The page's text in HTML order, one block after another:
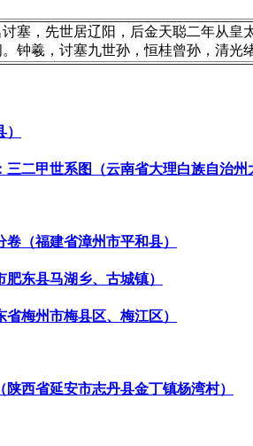
塞，先世居辽阳，后金天聪二年从
钟羲，讨塞九世孙，恒桂曾孙，清
二甲世系图（云南省大理白族自治州
卷（福建省漳州市平和县）
东县马湖乡、古城镇）
梅州市梅县区、梅江区）
西省延安市志丹县金丁镇杨湾村）